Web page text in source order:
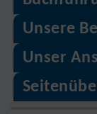
Unsere
Unser